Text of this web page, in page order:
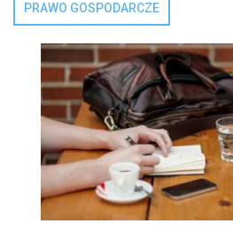
PRAWO GOSPODARCZE